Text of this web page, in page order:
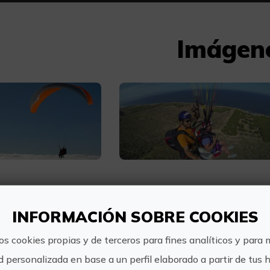
esta experiencia
Vuelo guiado por un instructor titulado y
INFORMACIÓN SOBRE COOKIES
cookies propias y de terceros para fines analíticos y para
personalizada en base a un perfil elaborado a partir de tus